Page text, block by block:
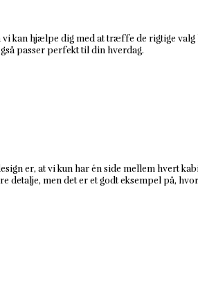
kan hjælpe dig med at træffe de rigtige
passer perfekt til din hverdag.
er, at vi kun har én side mellem hvert
men det er et godt eksempel på,